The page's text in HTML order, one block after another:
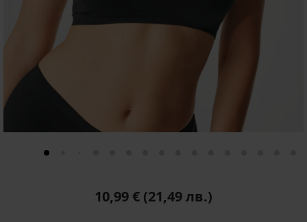
10,99 € (21,49 лв.)